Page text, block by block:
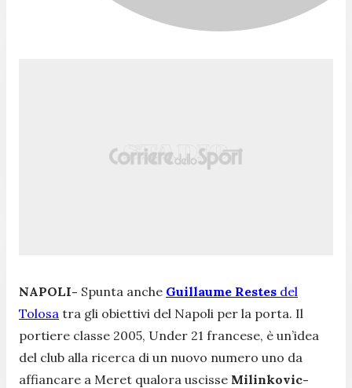
NAPOLI- Spunta anche Guillaume Restes del
Tolosa tra gli obiettivi del Napoli per la porta. Il
portiere classe 2005, Under 21 francese, è un’idea
del club alla ricerca di un nuovo numero uno da
affiancare a Meret qualora uscisse Milinkovic-